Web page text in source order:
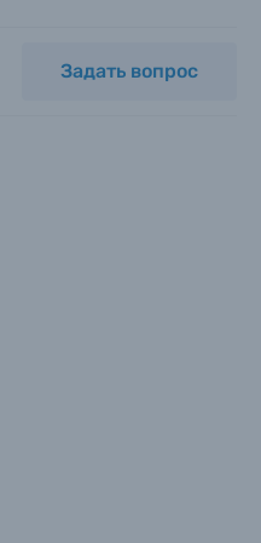
Задать вопрос